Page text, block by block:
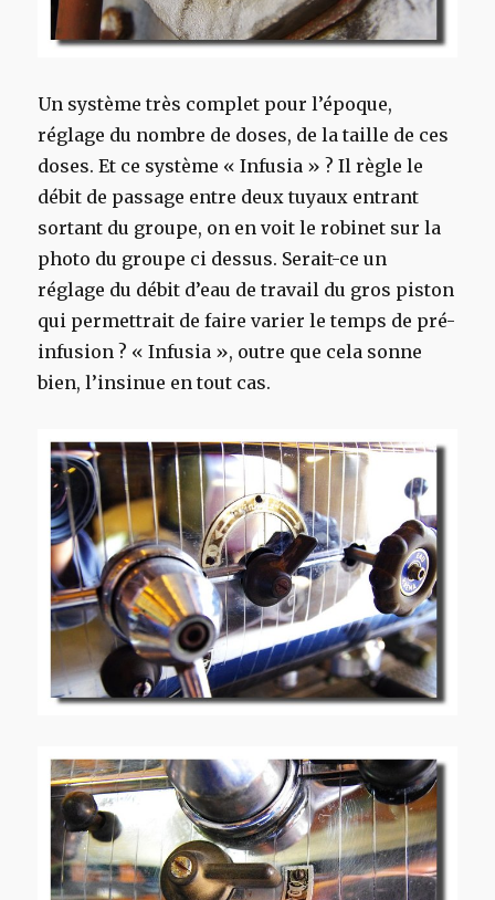
Un système très complet pour l’époque,
réglage du nombre de doses, de la taille de ces
doses. Et ce système « Infusia » ? Il règle le
débit de passage entre deux tuyaux entrant
sortant du groupe, on en voit le robinet sur la
photo du groupe ci dessus. Serait-ce un
réglage du débit d’eau de travail du gros piston
qui permettrait de faire varier le temps de pré-
infusion ? « Infusia », outre que cela sonne
bien, l’insinue en tout cas.